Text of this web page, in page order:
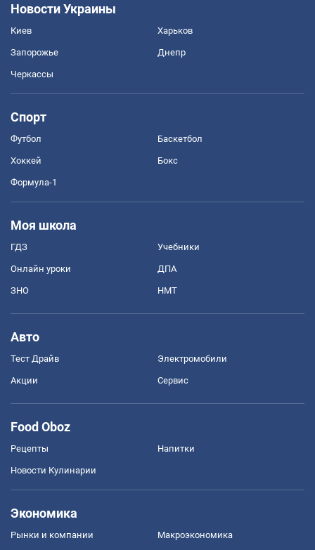
Новости Украины
Киев Харьков
Запорожье Днепр
Черкассы
Спорт
Футбол Баскетбол
Хоккей Бокс
Формула-1
Моя школа
ГДЗ Учебники
Онлайн уроки ДПА
ЗНО НМТ
Авто
Тест Драйв Электромобили
Акции Сервис
Food Oboz
Рецепты Напитки
Новости Кулинарии
Экономика
Рынки и компании Mакроэкономика